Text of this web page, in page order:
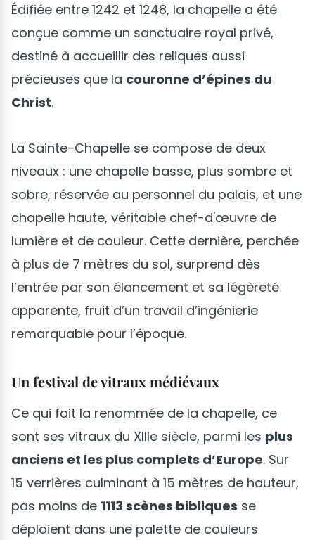
Édifiée entre 1242 et 1248, la chapelle a été
conçue comme un sanctuaire royal privé,
destiné à accueillir des reliques aussi
précieuses que la couronne d’épines du
Christ.
La Sainte-Chapelle se compose de deux
niveaux : une chapelle basse, plus sombre et
sobre, réservée au personnel du palais, et une
chapelle haute, véritable chef-d'œuvre de
lumière et de couleur. Cette dernière, perchée
à plus de 7 mètres du sol, surprend dès
l’entrée par son élancement et sa légèreté
apparente, fruit d’un travail d’ingénierie
remarquable pour l’époque.
Un festival de vitraux médiévaux
Ce qui fait la renommée de la chapelle, ce
sont ses vitraux du XIIIe siècle, parmi les plus
anciens et les plus complets d’Europe. Sur
15 verrières culminant à 15 mètres de hauteur,
pas moins de 1113 scènes bibliques se
déploient dans une palette de couleurs